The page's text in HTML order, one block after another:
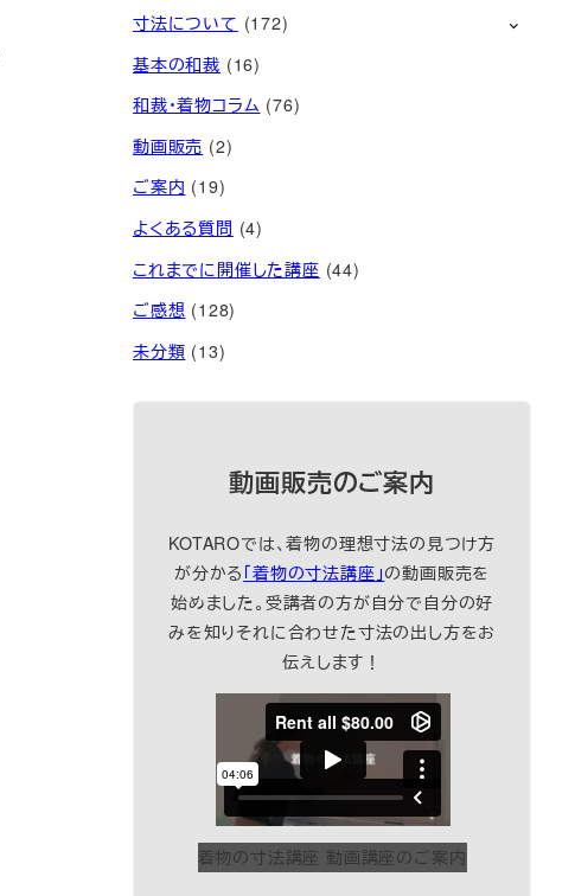
寸法について (172)
基本の和裁 (16)
和裁・着物コラム (76)
動画販売 (2)
ご案内 (19)
よくある質問 (4)
これまでに開催した講座 (44)
ご感想 (128)
未分類 (13)
動画販売のご案内
KOTAROでは、着物の理想寸法の見つけ方
が分かる 「着物の寸法講座」の動画販売を
始めました。受講者の方が自分で自分の好
みを知りそれに合わせた寸法の出し方をお
伝えします！
着物の寸法講座 動画講座のご案内